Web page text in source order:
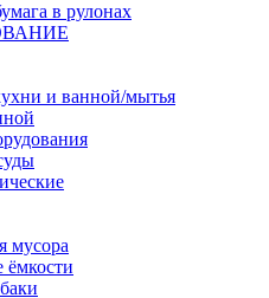
в рулонах
и ванной/мытья
мусора